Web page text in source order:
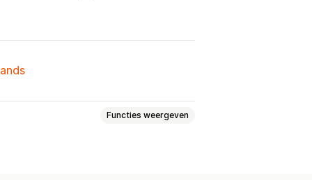
Functies weergeven